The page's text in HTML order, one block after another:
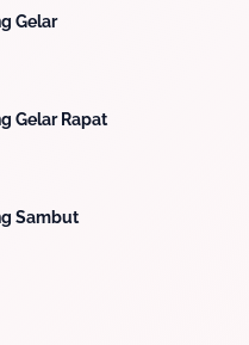
Gelar
Gelar Rapat
Sambut